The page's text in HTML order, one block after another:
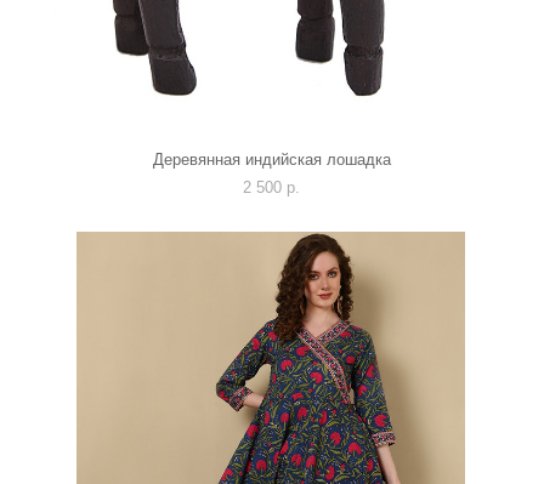
Деревянная индийская лошадка
2 500 p.